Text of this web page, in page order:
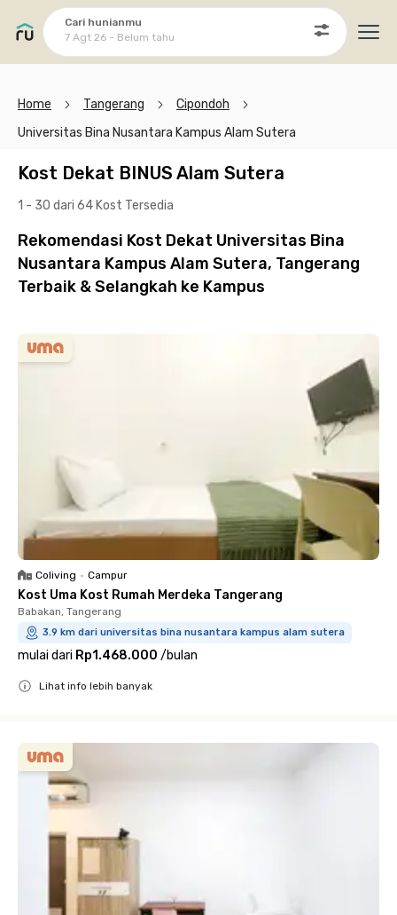
Cari hunianmu
7 Agt 26 - Belum tahu
Home Tangerang
Cipondoh
Universitas Bina Nusantara Kampus Alam Sutera
Kost Dekat BINUS Alam Sutera
1 - 30 dari 64 Kost Tersedia
Rekomendasi Kost Dekat Universitas Bina
Nusantara Kampus Alam Sutera, Tangerang
Terbaik & Selangkah ke Kampus
Coliving • Campur
Kost Uma Kost Rumah Merdeka Tangerang
Babakan, Tangerang
3.9 km dari universitas bina nusantara kampus alam sutera
mulai dari Rp1.468.000 /bulan
Lihat info lebih banyak